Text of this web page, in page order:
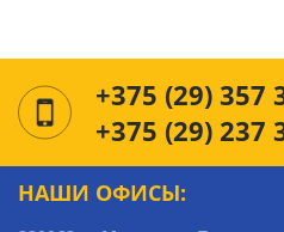
+375 (29) 357
+375 (29) 237
НАШИ ОФИСЫ: